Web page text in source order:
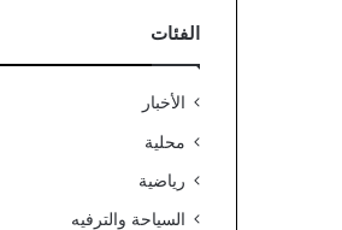
الفئات
الأخبار
محلية
رياضية
السياحة والترفيه